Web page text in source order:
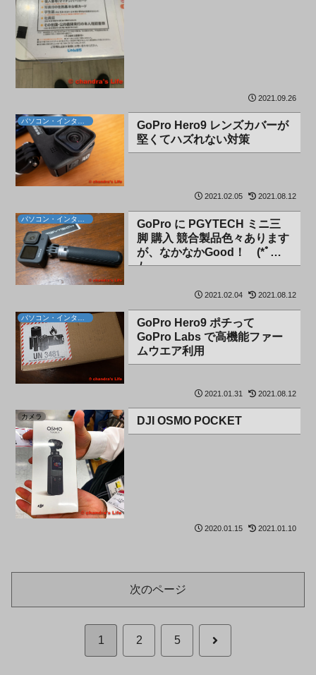
2021.09.26
GoPro Hero9 レンズカバーが
堅くてハズれない対策
2021.02.05 2021.08.12
パソコン・インターネット
GoPro に PGYTECH ミニ三
脚 購入 競合製品色々あります
が、なかなかGood！ (*ﾟ▽ﾟ)
ﾉ
2021.02.04 2021.08.12
GoPro Hero9 ポチって
GoPro Labs で高機能ファー
ムウエア利用
2021.01.31 2021.08.12
カメラ DJI OSMO POCKET
2020.01.15 2021.01.10
次のページ
1 2 5 次